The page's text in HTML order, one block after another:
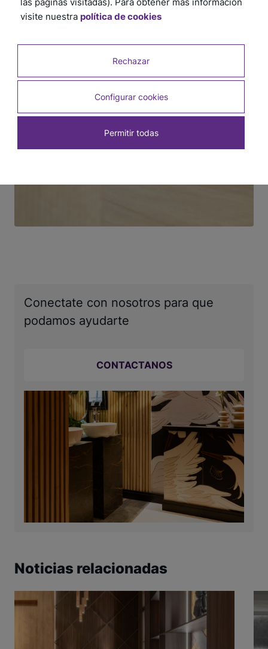
Conectate con nosotros para que
podamos ayudarte
CONTACTANOS
Noticias relacionadas
visite nuestra política de cookies
Rechazar
Configurar cookies
Permitir todas